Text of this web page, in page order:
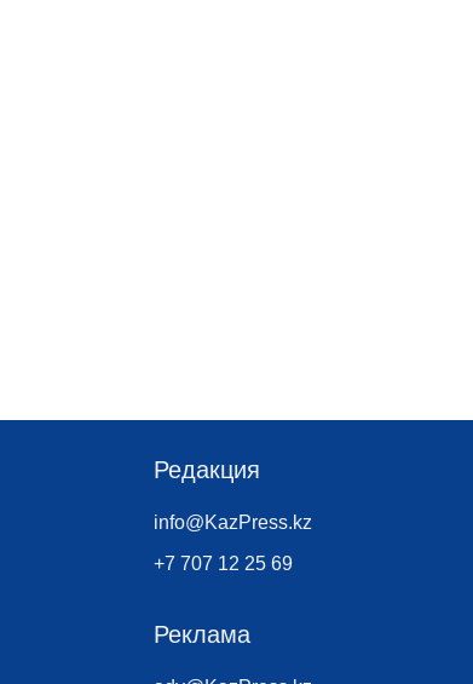
Редакция
info@KazPress.kz
+7 707 12 25 69
Реклама